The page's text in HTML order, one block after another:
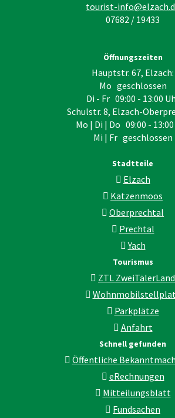
tourist-
07682 / 19433
Öffnungszeiten
Hauptstr. 67, Elzach:
Mo geschlossen
Di - Fr 09:00 - 13:00
Schulstr. 8, Elzach-
Mo | Di | Do 09:00 -
Mi | Fr geschlossen
Stadtteile
Elzach
Katzenmoos
Oberprechtal
Prechtal
Yach
Tourismus
ZTL ZweiTälerLand
Parkplätze
Anfahrt
Schnell gefunden
Öffentliche
eRechnungen
Mitteilungsblatt
Fundsachen